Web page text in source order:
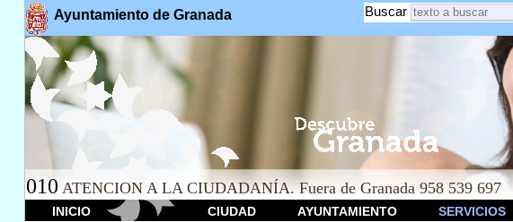
Ayuntamiento de Granada Buscar
010 ATENCION A LA CIUDADANÍA. Fuera de Granada 958 539 697
INICIO CIUDAD AYUNTAMIENTO SERVICIOS